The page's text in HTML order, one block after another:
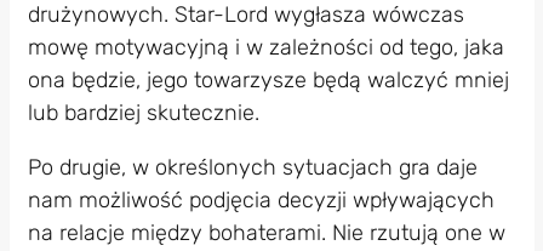
drużynowych. Star-Lord wygłasza wówczas
mowę motywacyjną i w zależności od tego, jaka
ona będzie, jego towarzysze będą walczyć mniej
lub bardziej skutecznie.
Po drugie, w określonych sytuacjach gra daje
nam możliwość podjęcia decyzji wpływających
na relacje między bohaterami. Nie rzutują one w